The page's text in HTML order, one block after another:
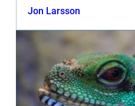
och majestätiska
Jon Larsson